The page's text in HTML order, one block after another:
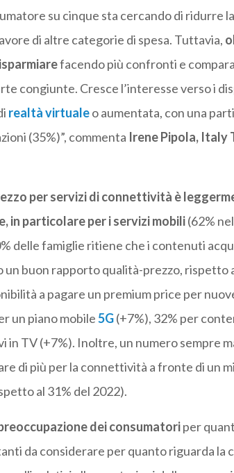
su cinque sta cercando di ridurre
di altre categorie di spesa. Tuttavia,
facendo più confronti e
congiunte. Cresce l’interesse verso i
realtà virtualeo aumentata, con una
(35%)”, commenta Irene Pipola, Italy
per servizi di connettività è
in particolare per i servizi mobili(62%
delle famiglie ritiene che i contenuti
buon rapporto qualità-prezzo, rispetto
a pagare un premium price per
un piano mobile5G(+7%), 32% per
in TV (+7%). Inoltre, un numero sempre
di più per la connettività a fronte di un
al 31% del 2022).
dei consumatoriper
da considerare per quanto riguarda la